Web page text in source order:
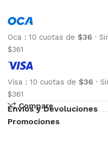
Oca : 10 cuotas de $36 ·
$361
Visa : 10 cuotas de $36 ·
$361
Compare
Envíos y Devoluciones
Promociones